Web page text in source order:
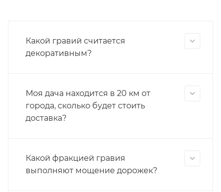
Какой гравий считается
декоративным?
Моя дача находится в 20 км от
города, сколько будет стоить
доставка?
Какой фракцией гравия
выполняют мощение дорожек?